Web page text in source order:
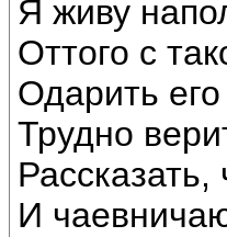
Я живу
Оттого с
Одарить
Трудно
И